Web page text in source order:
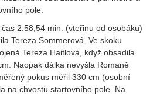
pole.
2:58,54 min. (vteřinu od osobáku)
Tereza Sommerová. Ve skoku
Tereza Haitlová, když obsadila
Naopak dálka nevyšla Romaně
pokus měřil 330 cm (osobní
na chvostu startovního pole. Na